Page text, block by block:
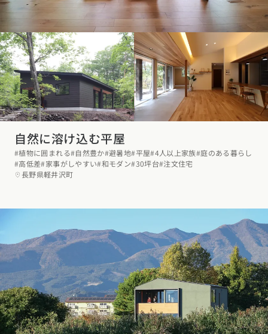
自然に溶け込む平屋
#植物に囲まれる#自然豊か#避暑地#平屋#4人以上家族#庭のある暮らし
#高低差#家事がしやすい#和モダン#30坪台#注文住宅
長野県軽井沢町